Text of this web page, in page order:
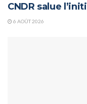
CNDR salue
6 AOÛT 2026